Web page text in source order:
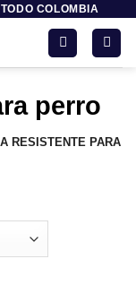
COLOMBIA
perro
RESISTENTE PARA